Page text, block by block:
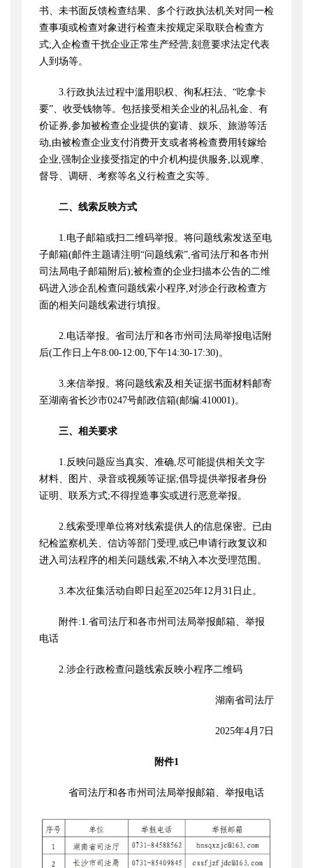
书、未书面反馈检查结果、多个行政执法机关对同一检
查事项或检查对象进行检查未按规定采取联合检查方
式;入企检查干扰企业正常生产经营,刻意要求法定代表
人到场等。
3.行政执法过程中滥用职权、徇私枉法、“吃拿卡
要”、收受钱物等。包括接受相关企业的礼品礼金、有
价证券,参加被检查企业提供的宴请、娱乐、旅游等活
动,由被检查企业支付消费开支或者将检查费用转嫁给
企业,强制企业接受指定的中介机构提供服务,以观摩、
督导、调研、考察等名义行检查之实等。
二、线索反映方式
1.电子邮箱或扫二维码举报。将问题线索发送至电
子邮箱(邮件主题请注明“问题线索”,省司法厅和各市州
司法局电子邮箱附后);被检查的企业扫描本公告的二维
码进入涉企乱检查问题线索小程序,对涉企行政检查方
面的相关问题线索进行填报。
2.电话举报。省司法厅和各市州司法局举报电话附
后(工作日上午8:00-12:00,下午14:30-17:30)。
3.来信举报。将问题线索及相关证据书面材料邮寄
至湖南省长沙市0247号邮政信箱(邮编:410001)。
三、相关要求
1.反映问题应当真实、准确,尽可能提供相关文字
材料、图片、录音或视频等证据;倡导提供举报者身份
证明、联系方式;不得捏造事实或进行恶意举报。
2.线索受理单位将对线索提供人的信息保密。已由
纪检监察机关、信访等部门受理,或已申请行政复议和
进入司法程序的相关问题线索,不纳入本次受理范围。
3.本次征集活动自即日起至2025年12月31日止。
附件:1.省司法厅和各市州司法局举报邮箱、举报
电话
2.涉企行政检查问题线索反映小程序二维码
湖南省司法厅
2025年4月7日
附件1
省司法厅和各市州司法局举报邮箱、举报电话